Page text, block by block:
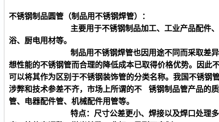
不锈钢制品圆管（制品用不锈钢焊管）：
主要用于不锈钢制品加工、工业产品配件、产品
浴、厨电用材等。
制品用不锈钢焊管也因用途不同而采取差异化生
想性能的不锈钢管而合理的降低成本已取得价格优势。因
可以将其作为区别于不锈钢装饰管的分类名称。我国不锈钢
涉弊和技术参差不齐，市场上所谓的不 锈钢制品管产品的
管、电器配件管、机械配件用管等。
特点：尺寸公差更小、焊接以及焊口处理多采用